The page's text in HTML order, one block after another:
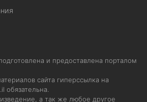
и предоставлена порталом
сайта гиперссылка на
обязательна.
а так же любое другое